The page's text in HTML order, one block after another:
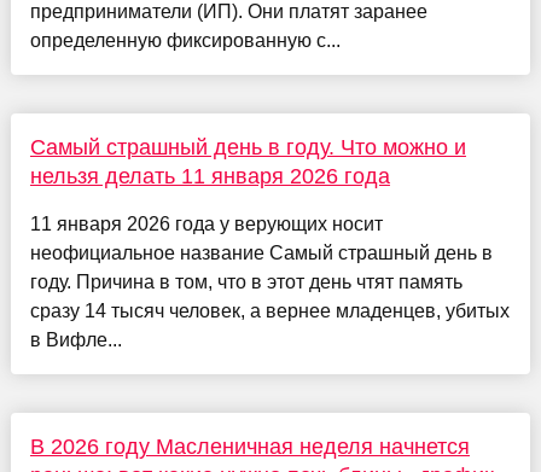
предприниматели (ИП). Они платят заранее
определенную фиксированную с...
Самый страшный день в году. Что можно и
нельзя делать 11 января 2026 года
11 января 2026 года у верующих носит
неофициальное название Самый страшный день в
году. Причина в том, что в этот день чтят память
сразу 14 тысяч человек, а вернее младенцев, убитых
в Вифле...
В 2026 году Масленичная неделя начнется